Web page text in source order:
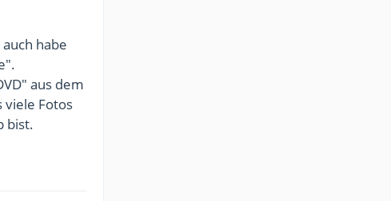
habe
aus dem
viele Fotos
bist.